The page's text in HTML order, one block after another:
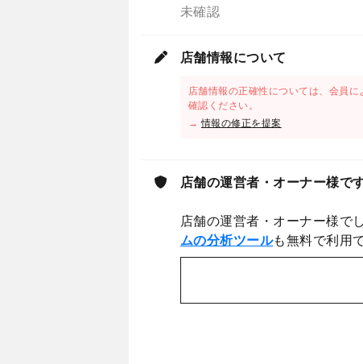
未確認
店舗情報について
店舗情報の正確性については、会員
確認ください。
→情報の修正を提案
店舗の運営者・オーナー様で
店舗の運営者・オーナー様で
ムの分析ツールも無料で利用